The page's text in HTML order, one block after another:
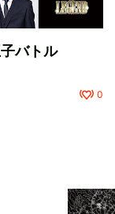
子バトル
0